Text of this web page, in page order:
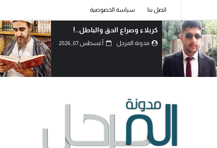
اتصل بنا سياسة الخصوصية
دماءُ أبنائنا ليست رخيصة..!
مدونة المرجل أغسطس 07, 2026